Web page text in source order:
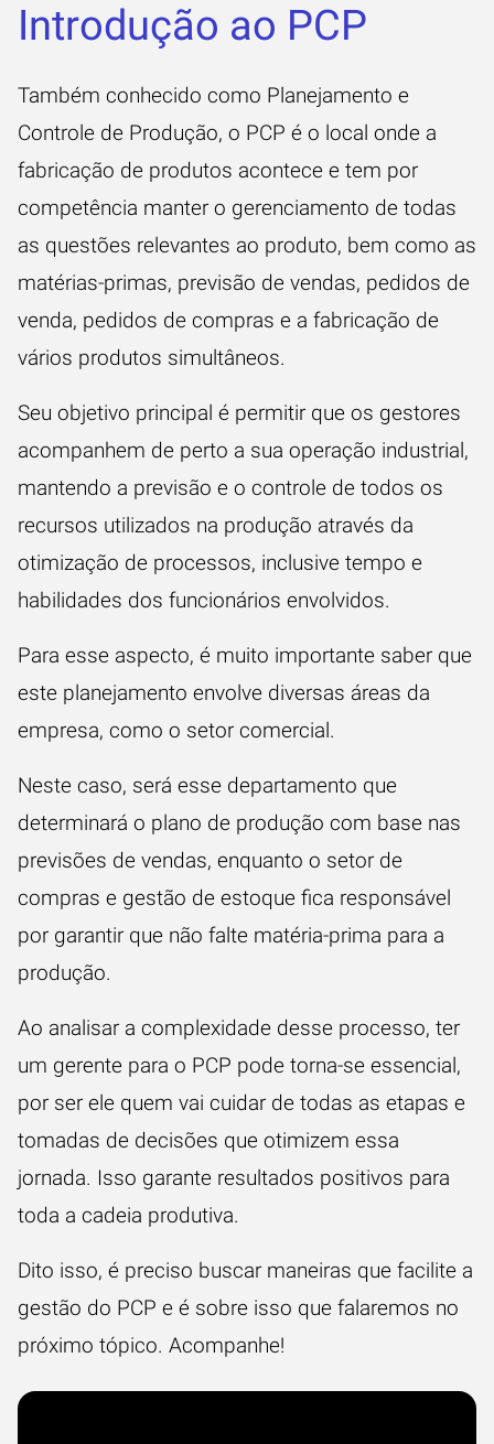
Introdução ao PCP
Também conhecido como Planejamento e
Controle de Produção, o PCP é o local onde a
fabricação de produtos acontece e tem por
competência manter o gerenciamento de todas
as questões relevantes ao produto, bem como as
matérias-primas, previsão de vendas, pedidos de
venda, pedidos de compras e a fabricação de
vários produtos simultâneos.
Seu objetivo principal é permitir que os gestores
acompanhem de perto a sua operação industrial,
mantendo a previsão e o controle de todos os
recursos utilizados na produção através da
otimização de processos, inclusive tempo e
habilidades dos funcionários envolvidos.
Para esse aspecto, é muito importante saber que
este planejamento envolve diversas áreas da
empresa, como o setor comercial.
Neste caso, será esse departamento que
determinará o plano de produção com base nas
previsões de vendas, enquanto o setor de
compras e gestão de estoque fica responsável
por garantir que não falte matéria-prima para a
produção.
Ao analisar a complexidade desse processo, ter
um gerente para o PCP pode torna-se essencial,
por ser ele quem vai cuidar de todas as etapas e
tomadas de decisões que otimizem essa
jornada. Isso garante resultados positivos para
toda a cadeia produtiva.
Dito isso, é preciso buscar maneiras que facilite a
gestão do PCP e é sobre isso que falaremos no
próximo tópico. Acompanhe!